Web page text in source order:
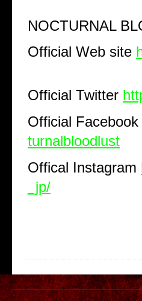
NOCTURNAL
Official Web site
Official Twitter
Official Facebook
turnalbloodlust
Offical Instagram
_jp/